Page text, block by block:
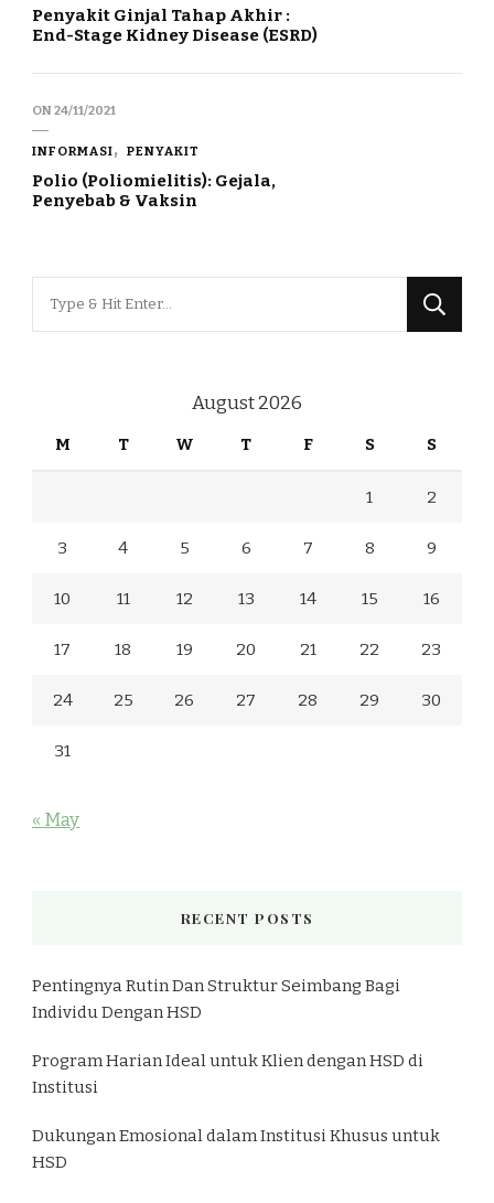
Penyakit Ginjal Tahap Akhir :
End-Stage Kidney Disease (ESRD)
ON24/11/2021
INFORMASI PENYAKIT
Polio (Poliomielitis): Gejala,
Penyebab & Vaksin
August 2026
M T W T F S S
1 2
3 4 5 6 7 8 9
10 11 12 13 14 15 16
17 18 19 20 21 22 23
24 25 26 27 28 29 30
31
« May
RECENT POSTS
Pentingnya Rutin Dan Struktur Seimbang Bagi
Individu Dengan HSD
Program Harian Ideal untuk Klien dengan HSD di
Institusi
Dukungan Emosional dalam Institusi Khusus untuk
HSD